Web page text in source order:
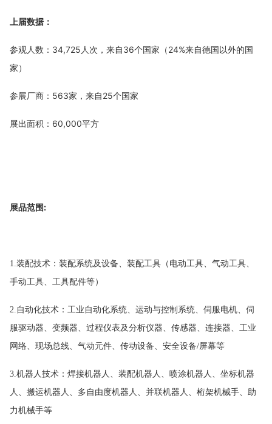
上届数据：
参观人数： 34,725人次，来自36个国家（24%来自德国以外的国
家）
参展厂商： 563家，来自25个国家
展出面积： 60,000平方
展品范围:
1.装配技术：装配系统及设备、装配工具（电动工具、气动工具、
手动工具、工具配件等）
2.自动化技术：工业自动化系统、运动与控制系统、伺服电机、伺
服驱动器、变频器、过程仪表及分析仪器、传感器、连接器、工业
网络、现场总线、气动元件、传动设备、安全设备/屏幕等
3.机器人技术：焊接机器人、装配机器人、喷涂机器人、坐标机器
人、搬运机器人、多自由度机器人、并联机器人、桁架机械手、助
力机械手等